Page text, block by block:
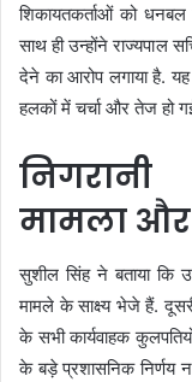
शिकायतकर्ताओं को
साथ ही उन्होंने राज्यपाल
देने का आरोप लगाया है.
हलकों में चर्चा और तेज हो
मामला और
सुशील सिंह ने बताया कि
मामले के साक्ष्य भेजे हैं.
के सभी कार्यवाहक
के बड़े प्रशासनिक निर्णय